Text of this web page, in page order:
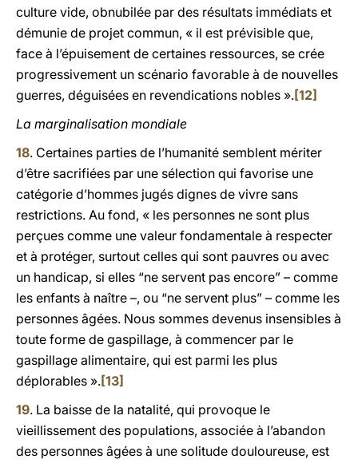
culture vide, obnubilée par des résultats immédiats et
démunie de projet commun, « il est prévisible que,
face à l’épuisement de certaines ressources, se crée
progressivement un scénario favorable à de nouvelles
guerres, déguisées en revendications nobles ».[12]
La marginalisation mondiale
18. Certaines parties de l’humanité semblent mériter
d’être sacrifiées par une sélection qui favorise une
catégorie d’hommes jugés dignes de vivre sans
restrictions. Au fond, « les personnes ne sont plus
perçues comme une valeur fondamentale à respecter
et à protéger, surtout celles qui sont pauvres ou avec
un handicap, si elles “ne servent pas encore” – comme
les enfants à naître –, ou “ne servent plus” – comme les
personnes âgées. Nous sommes devenus insensibles à
toute forme de gaspillage, à commencer par le
gaspillage alimentaire, qui est parmi les plus
déplorables ».[13]
19. La baisse de la natalité, qui provoque le
vieillissement des populations, associée à l’abandon
des personnes âgées à une solitude douloureuse, est